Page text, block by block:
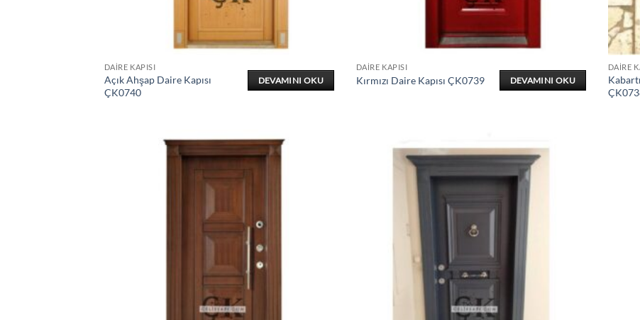
DAIRE KAPISI
Açık Ahşap Daire Kapısı
ÇK0740
DEVAMINI OKU
DAIRE KAPISI
Kırmızı Daire Kapısı ÇK0739 DEVAMINI OKU
DAIRE